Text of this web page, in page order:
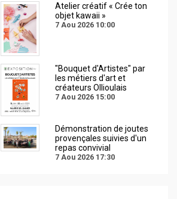
Atelier créatif « Crée ton
objet kawaii »
7 Aou 2026 10:00
"Bouquet d'Artistes" par
les métiers d'art et
créateurs Ollioulais
7 Aou 2026 15:00
Démonstration de joutes
provençales suivies d'un
repas convivial
7 Aou 2026 17:30